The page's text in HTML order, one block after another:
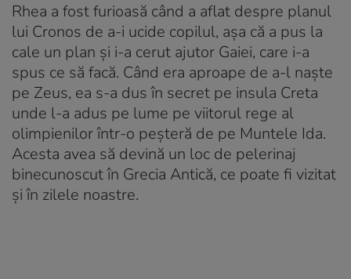
Rhea a fost furioasă când a aflat despre planul
lui Cronos de a-i ucide copilul, așa că a pus la
cale un plan și i-a cerut ajutor Gaiei, care i-a
spus ce să facă. Când era aproape de a-l naște
pe Zeus, ea s-a dus în secret pe insula Creta
unde l-a adus pe lume pe viitorul rege al
olimpienilor într-o peșteră de pe Muntele Ida.
Acesta avea să devină un loc de pelerinaj
binecunoscut în Grecia Antică, ce poate fi vizitat
și în zilele noastre.